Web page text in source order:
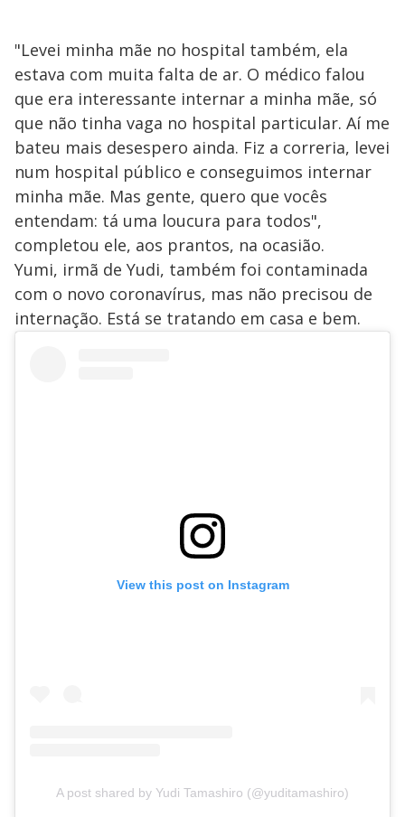
"Levei minha mãe no hospital também, ela
estava com muita falta de ar. O médico falou
que era interessante internar a minha mãe, só
que não tinha vaga no hospital particular. Aí me
bateu mais desespero ainda. Fiz a correria, levei
num hospital público e conseguimos internar
minha mãe. Mas gente, quero que vocês
entendam: tá uma loucura para todos",
completou ele, aos prantos, na ocasião.
Yumi, irmã de Yudi, também foi contaminada
com o novo coronavírus, mas não precisou de
internação. Está se tratando em casa e bem.
View this post on Instagram
A post shared by Yudi Tamashiro (@yuditamashiro)